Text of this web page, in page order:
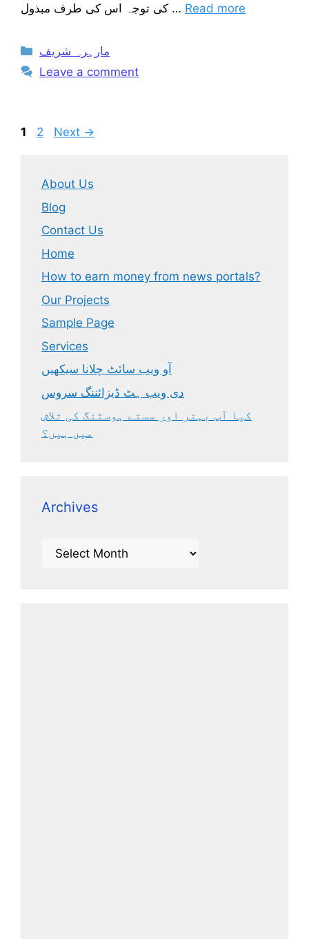
کی توجہ اس کی طرف مبذول … Read more
Categories
مارہرہ شریف
Leave a comment
Page
1 Page
2 Next →
About Us
Blog
Contact Us
Home
How to earn money from news portals?
Our Projects
Sample Page
Services
آو ویب سائٹ چلانا سیکھیں
دی ویب ہٹ ڈیزائننگ سروس
کیا آپ بہتر اور سستے ہوسٹنگ کی تلاش
میں ہیں؟
Archives
Archives